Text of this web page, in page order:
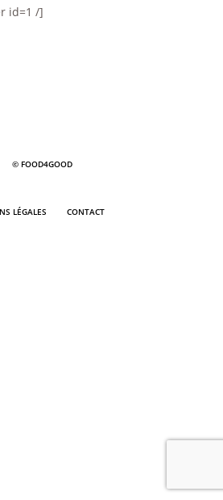
id=1 /]
© FOOD4GOOD
LÉGALES CONTACT